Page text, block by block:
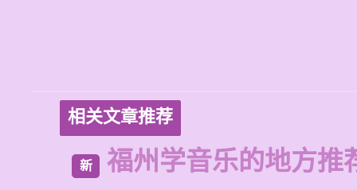
相关文章推荐
新 福州学音乐的地方推